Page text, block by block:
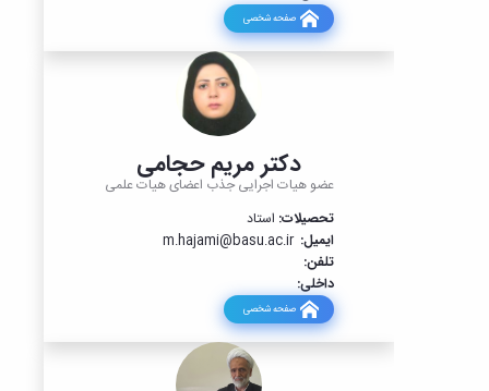
صفحه شخصی
دکتر مریم حجامی
عضو هیات اجرایی جذب اعضای هیات علمی
تحصیلات: استاد
ایمیل: m.hajami@basu.ac.ir
تلفن:
داخلی:
صفحه شخصی